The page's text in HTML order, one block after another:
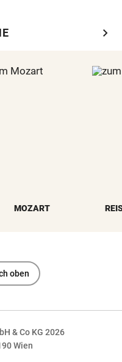
chevron_right
MOZART
oben
& Co KG 2026
Wien